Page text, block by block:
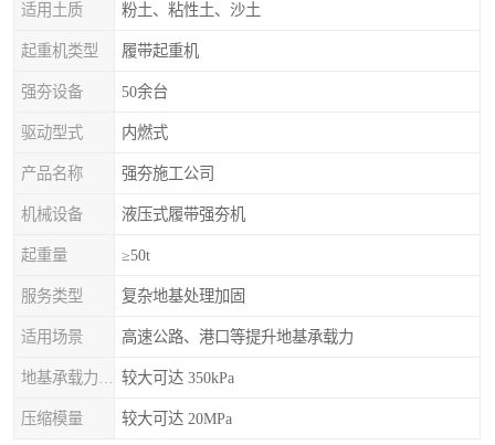
适用土质 粉土、粘性土、沙土
起重机类型 履带起重机
强夯设备 50余台
驱动型式 内燃式
产品名称 强夯施工公司
机械设备 液压式履带强夯机
起重量 ≥50t
服务类型 复杂地基处理加固
适用场景 高速公路、港口等提升地基承载力
较大可达 350kPa
压缩模量 较大可达 20MPa